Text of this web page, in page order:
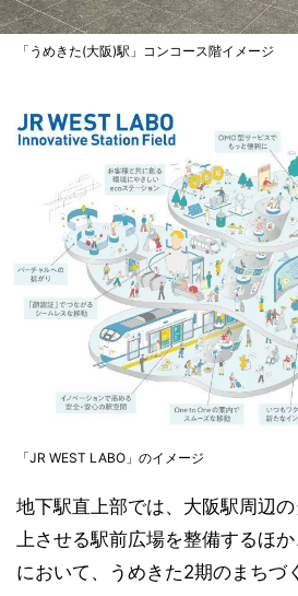
「うめきた(大阪)駅」コンコース階イメージ
「JR WEST LABO」のイメージ
地下駅直上部では、大阪駅周辺
上させる駅前広場を整備するほ
において、うめきた2期のまちづ